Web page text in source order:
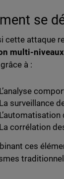
se
cette attaque
multi-niveaux
à :
L’analyse
La surveillance
La corrélation
ces